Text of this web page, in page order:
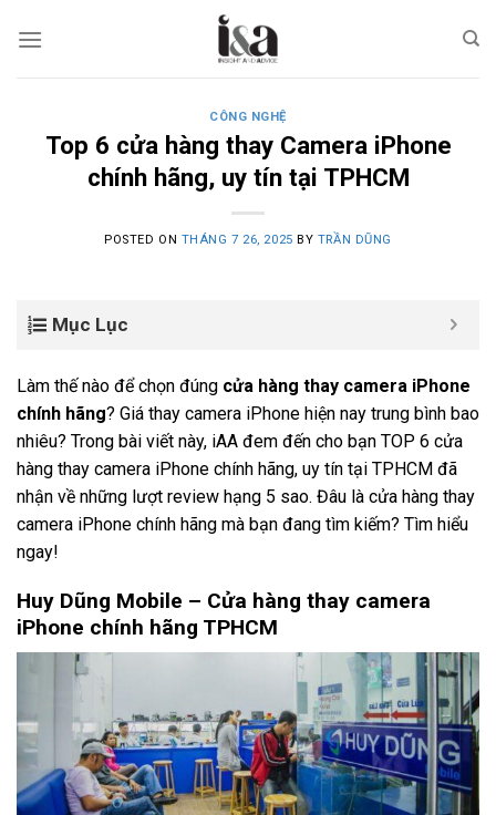
CÔNG NGHỆ
Top 6 cửa hàng thay Camera iPhone
chính hãng, uy tín tại TPHCM
POSTED ON THÁNG 7 26, 2025 BY TRẦN DŨNG
Mục Lục
Làm thế nào để chọn đúng cửa hàng thay camera iPhone
chính hãng? Giá thay camera iPhone hiện nay trung bình bao
nhiêu? Trong bài viết này, iAA đem đến cho bạn TOP 6 cửa
hàng thay camera iPhone chính hãng, uy tín tại TPHCM đã
nhận về những lượt review hạng 5 sao. Đâu là cửa hàng thay
camera iPhone chính hãng mà bạn đang tìm kiếm? Tìm hiểu
ngay!
Huy Dũng Mobile – Cửa hàng thay camera
iPhone chính hãng TPHCM